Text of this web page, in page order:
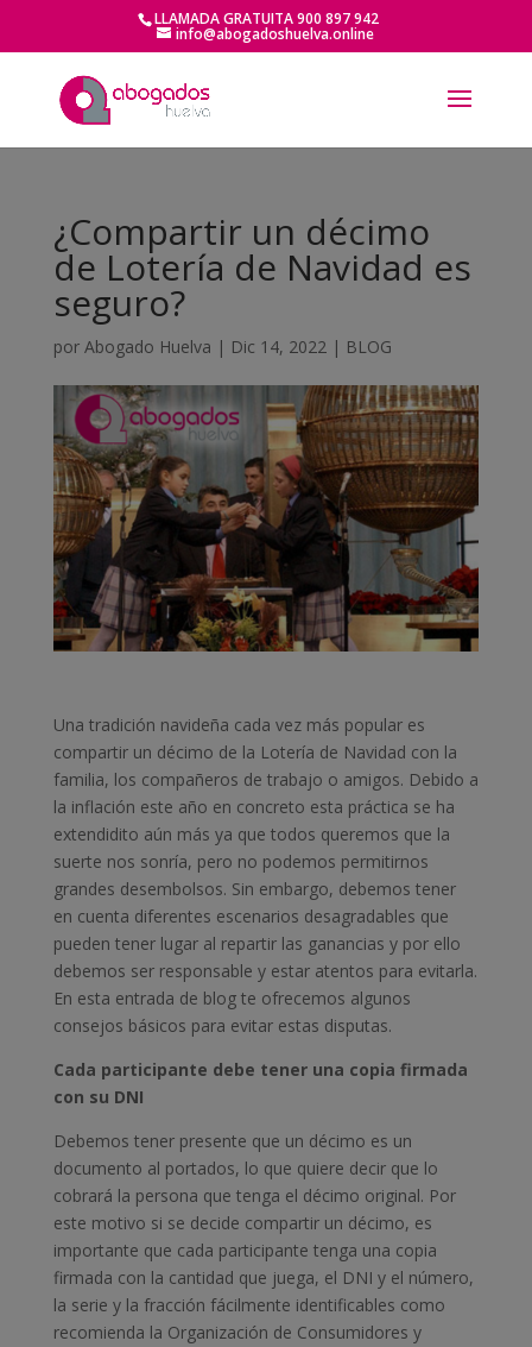
LLAMADA GRATUITA 900 897 942
info@abogadoshuelva.online
¿Compartir un décimo
de Lotería de Navidad es
seguro?
por Abogado Huelva | Dic 14, 2022| BLOG
Una tradición navideña cada vez más popular es
compartir un décimo de la Lotería de Navidad con la
familia, los compañeros de trabajo o amigos. Debido a
la inflación este año en concreto esta práctica se ha
extendidito aún más ya que todos queremos que la
suerte nos sonría, pero no podemos permitirnos
grandes desembolsos. Sin embargo, debemos tener
en cuenta diferentes escenarios desagradables que
pueden tener lugar al repartir las ganancias y por ello
debemos ser responsable y estar atentos para evitarla.
En esta entrada de blog te ofrecemos algunos
consejos básicos para evitar estas disputas.
Cada participante debe tener una copia firmada
con su DNI
Debemos tener presente que un décimo es un
documento al portados, lo que quiere decir que lo
cobrará la persona que tenga el décimo original. Por
este motivo si se decide compartir un décimo, es
importante que cada participante tenga una copia
firmada con la cantidad que juega, el DNI y el número,
la serie y la fracción fácilmente identificables como
recomienda la Organización de Consumidores y